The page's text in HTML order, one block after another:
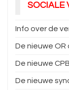
SOCIALE
Info over de
De nieuwe
De nieuwe
De nieuwe